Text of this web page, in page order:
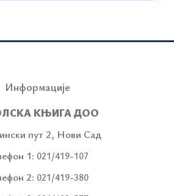
Информације
КЊИГА ДОО
пут 2, Нови Сад
1: 021/419-107
2: 021/419-380